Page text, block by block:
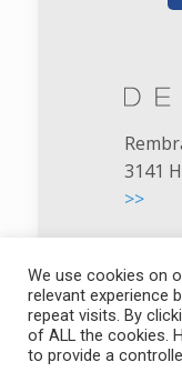
3141
>>
De
We use cookies on
relevant experience
repeat visits. By
of ALL the cookies.
to provide a